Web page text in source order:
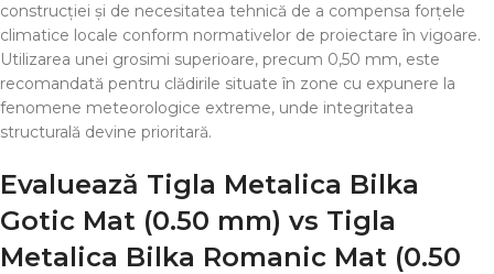
construcției și de necesitatea tehnică de a compensa forțele
climatice locale conform normativelor de proiectare în vigoare.
Utilizarea unei grosimi superioare, precum 0,50 mm, este
recomandată pentru clădirile situate în zone cu expunere la
fenomene meteorologice extreme, unde integritatea
structurală devine prioritară.
Evaluează Tigla Metalica Bilka
Gotic Mat (0.50 mm) vs Tigla
Metalica Bilka Romanic Mat (0.50